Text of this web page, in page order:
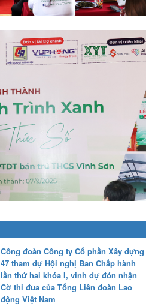
Công đoàn Công ty Cổ phần Xây dựng
47 tham dự Hội nghị Ban Chấp hành
lần thứ hai khóa I, vinh dự đón nhận
Cờ thi đua của Tổng Liên đoàn Lao
động Việt Nam